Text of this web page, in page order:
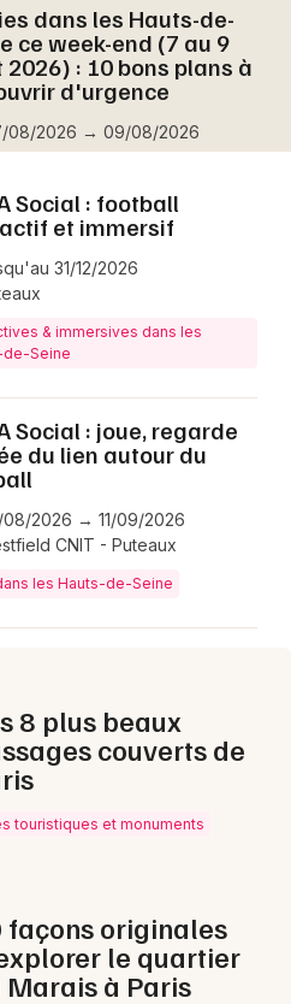
Seine
de-Seine
dans les Hauts-de-
ce week-end (7 au 9
2026) : 10 bons plans à
d'urgence
08/2026 → 09/08/2026
Social : football
et immersif
31/12/2026
& immersives dans les
de-Seine
Social : joue, regarde
du lien autour du
2026 → 11/09/2026
CNIT - Puteaux
les Hauts-de-Seine
8 plus beaux
couverts de
touristiques et monuments
façons originales
le quartier
Marais à Paris